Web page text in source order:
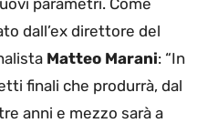
dall’ex direttore del
Matteo Marani: “In
finali che produrrà, dal
anni e mezzo sarà a